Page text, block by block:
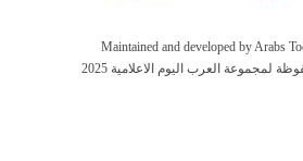
Maintained and developed by Arabs